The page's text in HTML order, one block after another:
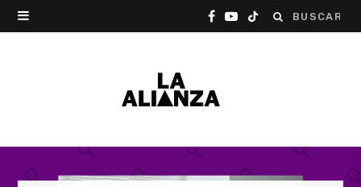
Buscar:
F
b
o
Y
u
b
T
o
k